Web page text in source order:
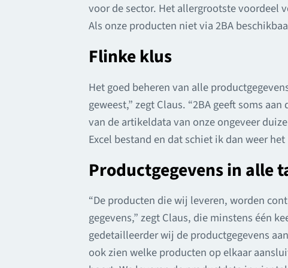
voor de sector. Het allergrootste voordeel
Als onze producten niet via 2BA
Flinke klus
Het goed beheren van alle
geweest,” zegt Claus. “2BA geeft soms
van de artikeldata van onze ongeveer
Excel bestand en dat schiet ik dan weer het
Productgegevens in alle
“De producten die wij leveren, worden
gegevens,” zegt Claus, die minstens één
gedetailleerder wij de productgegevens
ook zien welke producten op elkaar